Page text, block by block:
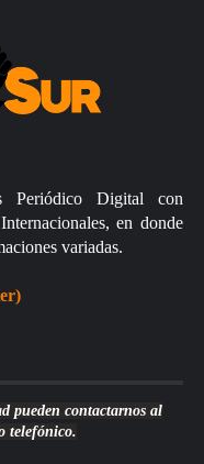
Periódico Digital con
en donde
variadas.
pueden contactarnos al
telefónico.